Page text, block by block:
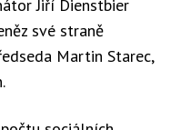
Jiří Dienstbier
své straně
Martin Starec,